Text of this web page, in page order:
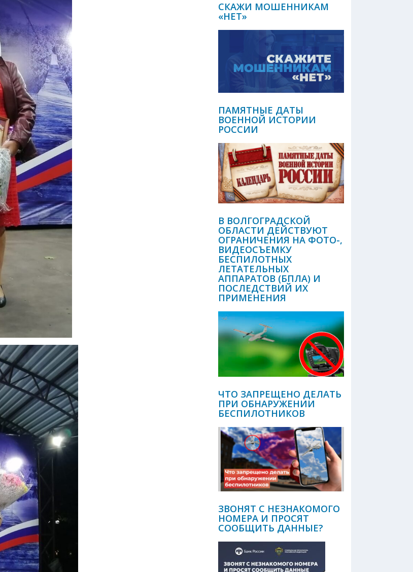
СКАЖИ МОШЕННИКАМ
«НЕТ»
ПАМЯТНЫЕ ДАТЫ
ВОЕННОЙ ИСТОРИИ
РОССИИ
В ВОЛГОГРАДСКОЙ
ОБЛАСТИ ДЕЙСТВУЮТ
ОГРАНИЧЕНИЯ НА ФОТО-,
ВИДЕОСЪЕМКУ
БЕСПИЛОТНЫХ
ЛЕТАТЕЛЬНЫХ
АППАРАТОВ (БПЛА) И
ПОСЛЕДСТВИЙ ИХ
ПРИМЕНЕНИЯ
ЧТО ЗАПРЕЩЕНО ДЕЛАТЬ
ПРИ ОБНАРУЖЕНИИ
БЕСПИЛОТНИКОВ
ЗВОНЯТ С НЕЗНАКОМОГО
НОМЕРА И ПРОСЯТ
СООБЩИТЬ ДАННЫЕ?